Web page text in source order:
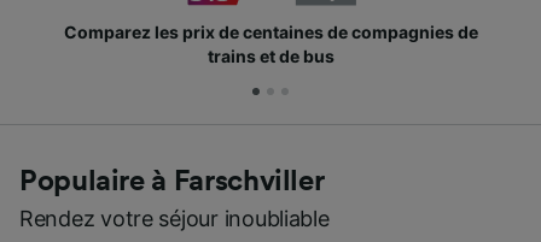
Comparez les prix de centaines de compagnies de
trains et de bus
Populaire à Farschviller
Rendez votre séjour inoubliable